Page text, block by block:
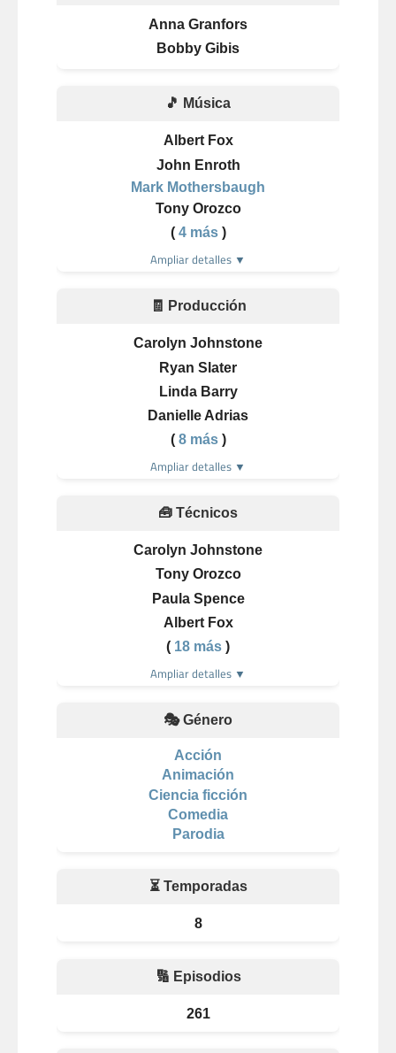
Anna Granfors
Bobby Gibis
🎵 Música
Albert Fox
John Enroth
Mark Mothersbaugh
Tony Orozco
( 4 más)
Ampliar detalles ▼
🧾 Producción
Carolyn Johnstone
Ryan Slater
Linda Barry
Danielle Adrias
( 8 más)
Ampliar detalles ▼
🧰 Técnicos
Carolyn Johnstone
Tony Orozco
Paula Spence
Albert Fox
( 18 más )
Ampliar detalles ▼
🎭 Género
Acción
Animación
Ciencia ficción
Comedia
Parodia
⏳ Temporadas
8
🔢 Episodios
261